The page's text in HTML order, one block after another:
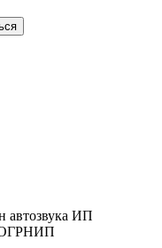
автозвука ИП
ОГРНИП